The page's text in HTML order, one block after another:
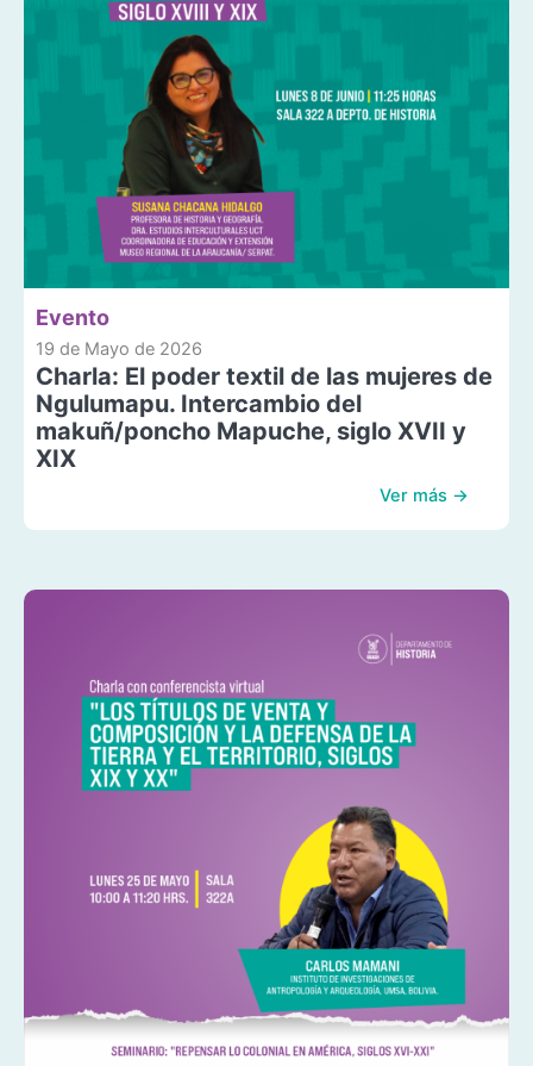
Evento
19 de Mayo de 2026
Charla: El poder textil de las mujeres de
Ngulumapu. Intercambio del
makuñ/poncho Mapuche, siglo XVII y
XIX
Ver más →